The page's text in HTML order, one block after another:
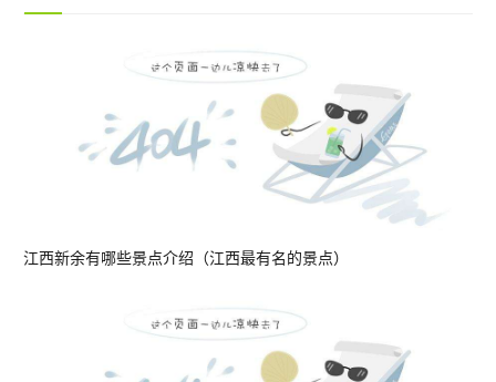
江西新余有哪些景点介绍（江西最有名的景点）